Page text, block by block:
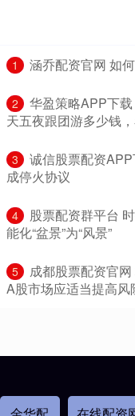
1 涵乔配资官网 如
2
华盈策略APP下
天五夜跟团游多少钱
3
诚信股票配资
成停火协议
4
股票配资群平台
能化“盆景”为“风景”
5
成都股票配资官
A股市场应适当提高风